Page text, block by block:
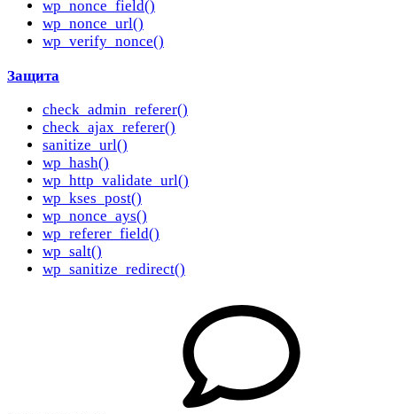
wp_nonce_field()
wp_nonce_url()
wp_verify_nonce()
Защита
check_admin_referer()
check_ajax_referer()
sanitize_url()
wp_hash()
wp_http_validate_url()
wp_kses_post()
wp_nonce_ays()
wp_referer_field()
wp_salt()
wp_sanitize_redirect()